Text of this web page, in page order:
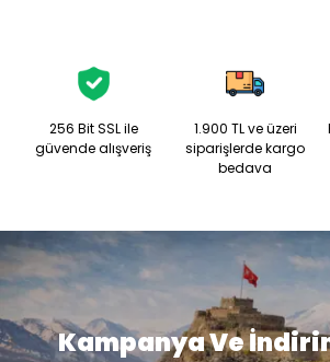
geleneksel üretimi
hakkında detaylı
256 Bit SSL ile
güvende alışveriş
1.900 TL ve üzeri
siparişlerde kargo
bedava
Kampanya Ve